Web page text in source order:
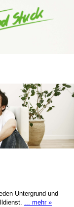
Untergrund und
... mehr »